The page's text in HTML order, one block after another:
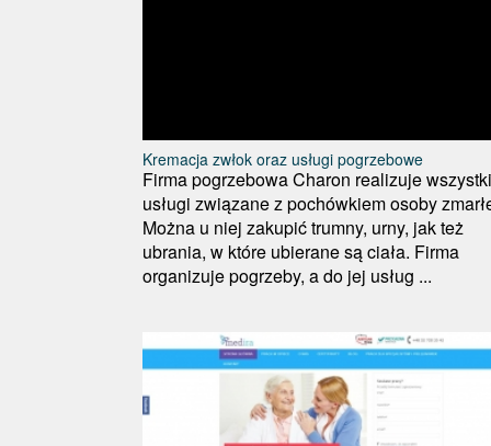
Kremacja zwłok oraz usługi pogrzebowe
Firma pogrzebowa Charon realizuje
usługi związane z pochówkiem osoby
Można u niej zakupić trumny, urny, jak też
ubrania, w które ubierane są ciała. Firma
organizuje pogrzeby, a do jej usług ...